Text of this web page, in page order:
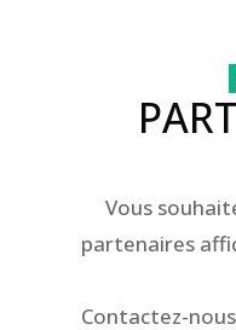
Vous
partenaires
Contactez-